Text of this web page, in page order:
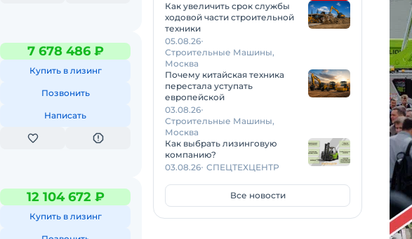
7 678 486 ₽
Купить в лизинг
Позвонить
Написать
12 104 672 ₽
Купить в лизинг
Как увеличить срок службы
ходовой части строительной
техники
05.08.26
Строительные Машины,
Москва
Почему китайская техника
перестала уступать
европейской
03.08.26
Строительные Машины,
Москва
Как выбрать лизинговую
компанию?
03.08.26 СПЕЦТЕХЦЕНТР
Все новости